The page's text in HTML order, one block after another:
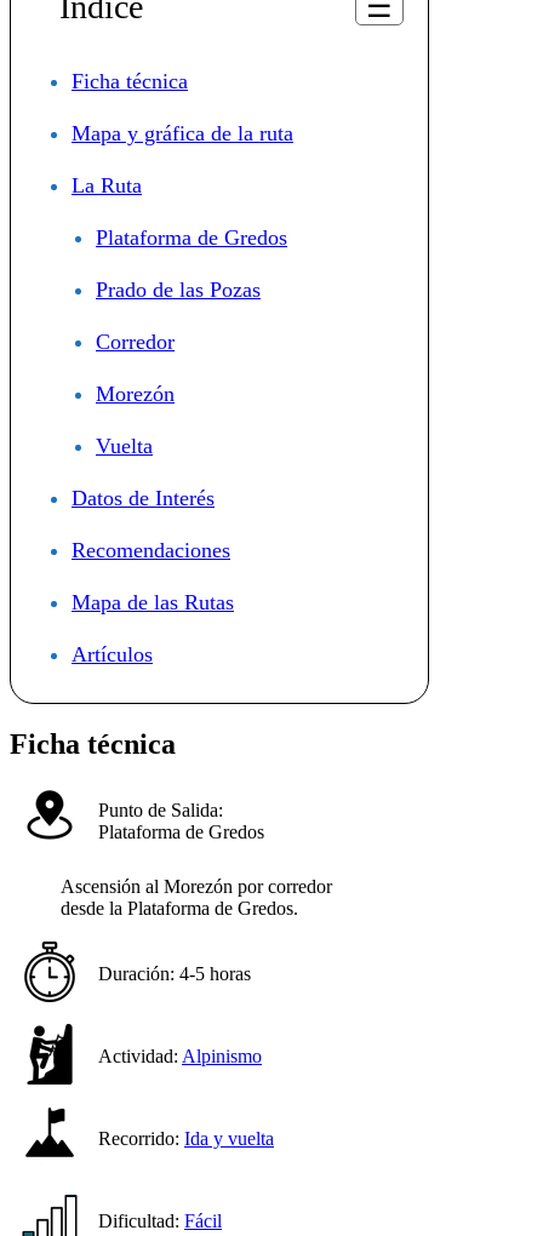
☰
Ficha técnica
Mapa y gráfica de la ruta
La Ruta
Plataforma de Gredos
Prado de las Pozas
Corredor
Morezón
Vuelta
Datos de Interés
Recomendaciones
Mapa de las Rutas
Artículos
Ficha técnica
Punto de Salida:
Plataforma de Gredos
Ascensión al Morezón por corredor
desde la Plataforma de Gredos.
Duración: 4-5 horas
Actividad: Alpinismo
Recorrido: Ida y vuelta
Dificultad: Fácil